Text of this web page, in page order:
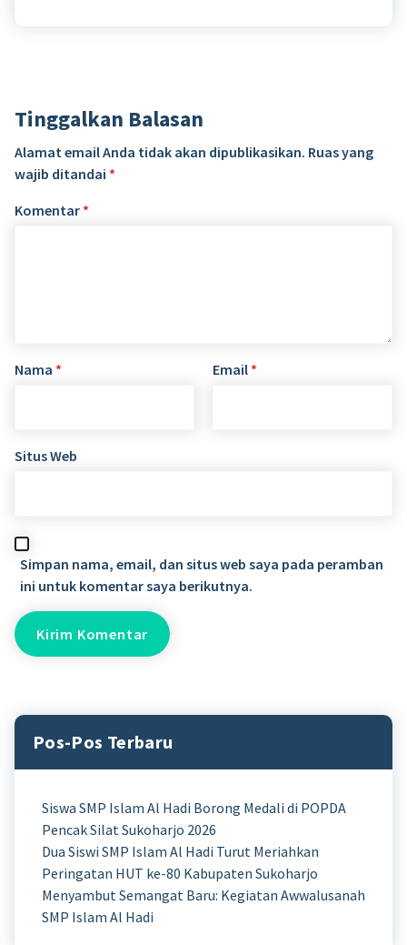
Tinggalkan Balasan
Alamat email Anda tidak akan dipublikasikan. Ruas yang
wajib ditandai *
Komentar *
Nama * Email *
Situs Web
Simpan nama, email, dan situs web saya pada peramban
ini untuk komentar saya berikutnya.
Pos-Pos Terbaru
Siswa SMP Islam Al Hadi Borong Medali di POPDA
Pencak Silat Sukoharjo 2026
Dua Siswi SMP Islam Al Hadi Turut Meriahkan
Peringatan HUT ke-80 Kabupaten Sukoharjo
Menyambut Semangat Baru: Kegiatan Awwalusanah
SMP Islam Al Hadi